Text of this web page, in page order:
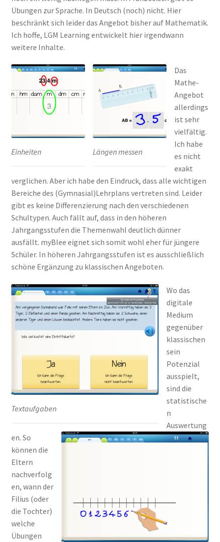
Übungen zur Sprache. In Deutsch (noch) nicht. Hier
beschränkt sich leider das Angebot bisher auf Mathematik.
Ich hoffe, LGM Learning entwickelt hier irgendwann
weitere Inhalte.
Einheiten Längen messen
Das
Mathe-
Angebot
allerdings
ist sehr
vielfältig.
Ich habe
es nicht
exakt
verglichen. Aber ich habe den Eindruck, dass alle wichtigen
Bereiche des (Gymnasial)Lehrplans vertreten sind. Leider
gibt es keine Differenzierung nach den verschiedenen
Schultypen. Auch fällt auf, dass in den höheren
Jahrgangsstufen die Themenwahl deutlich dünner
ausfällt. myBlee eignet sich somit wohl eher für jüngere
Schüler. In höheren Jahrgangsstufen ist es ausschließlich
schöne Ergänzung zu klassischen Angeboten.
Textaufgaben
Wo das
digitale
Medium
gegenüber
klassischen
sein
Potenzial
ausspielt,
sind die
statistische
n
Auswertung
en. So
können die
Eltern
nachverfolg
en, wann der
Filius (oder
die Tochter)
welche
Übungen